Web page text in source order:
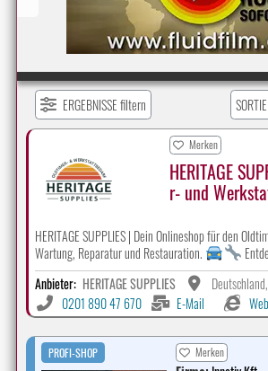
ERGEBNISSE filtern
Merken
HERITAGE
r- und
HERITAGE SUPPLIES | Dein Onlineshop für den
Wartung, Reparatur und Restauration.
Anbieter: HERITAGE SUPPLIES
0201 890 47 670
E-Mail
PROFI-SHOP Merken